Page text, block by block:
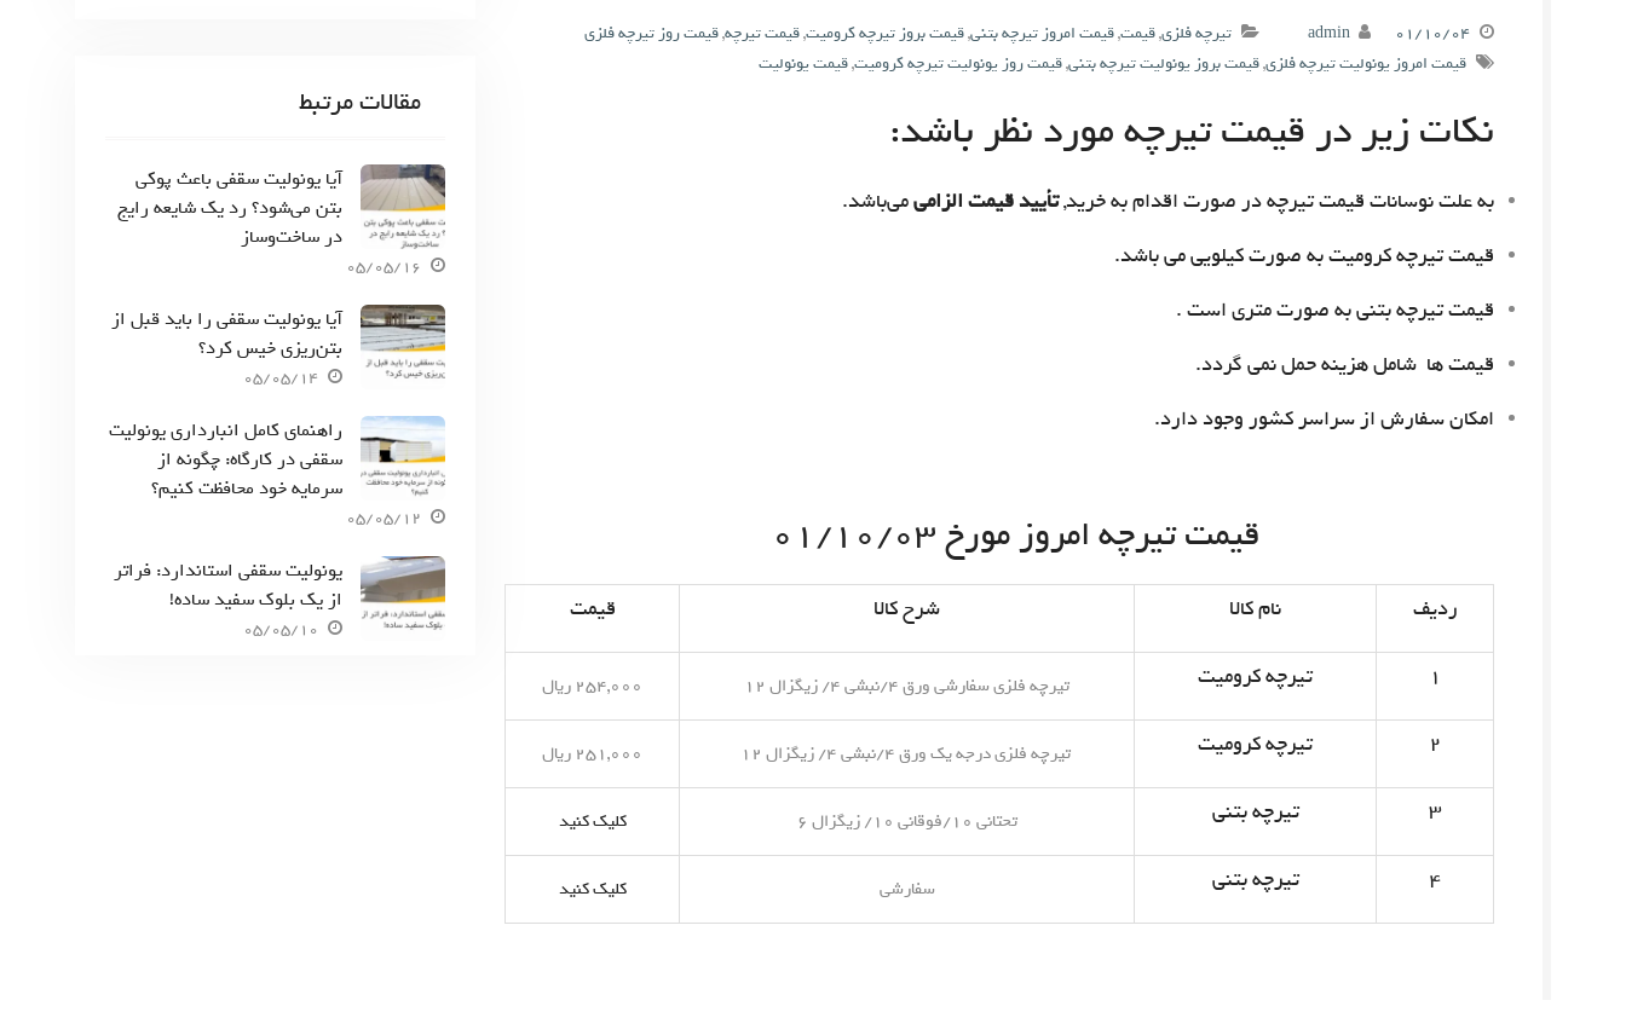
۰۱/۱۰/۰۴ admin تیرچه فلزی,قیمت,قیمت امروز تیرچه بتنی,قیمت بروز تیرچه کرومیت,قیمت تیرچه,قیمت روز تیرچه فلزی
قیمت امروز یونولیت تیرچه فلزی,قیمت بروز یونولیت تیرچه بتنی,قیمت روز یونولیت تیرچه کرومیت,قیمت یونولیت
نکات زیر در قیمت تیرچه مورد نظر باشد:
به علت نوسانات قیمت تیرچه در صورت اقدام به خرید,تأیید قیمت الزامیمی‌باشد.
قیمت تیرچه کرومیت به صورت کیلویی می باشد.
قیمت تیرچه بتنی به صورت متری است .
قیمت ها شامل هزینه حمل نمی گردد.
امکان سفارش از سراسر کشور وجود دارد.
قیمت تیرچه امروز مورخ ۰۱/۱۰/۰۳
ردیف نام کالا شرح کالا قیمت
۱ تیرچه کرومیت تیرچه فلزی سفارشی ورق ۴/نبشی ۴/ زیگزال ۱۲ ۲۵۴,۰۰۰ ریال
۲ تیرچه کرومیت تیرچه فلزی درجه یک ورق ۴/نبشی ۴/ زیگزال ۱۲ ۲۵۱,۰۰۰ ریال
۳ تیرچه بتنی تحتانی ۱۰/فوقانی ۱۰/ زیگزال ۶ کلیک کنید
۴ تیرچه بتنی سفارشی کلیک کنید
مقالات مرتبط
آیا یونولیت سقفی باعث پوکی
بتن می‌شود؟ رد یک شایعه رایج
در ساخت‌وساز
05/05/16
آیا یونولیت سقفی را باید قبل از
بتن‌ریزی خیس کرد؟
05/05/14
راهنمای کامل انبارداری یونولیت
سقفی در کارگاه: چگونه از
سرمایه خود محافظت کنیم؟
05/05/12
یونولیت سقفی استاندارد: فراتر
از یک بلوک سفید ساده!
05/05/10